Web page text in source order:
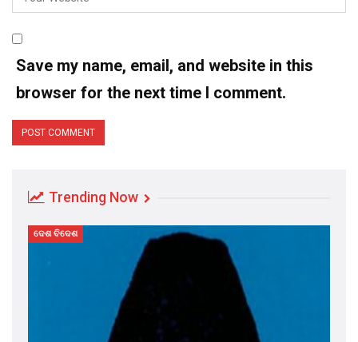
Save my name, email, and website in this
browser for the next time I comment.
Trending Now
ଦେଶ ବିଦେଶ